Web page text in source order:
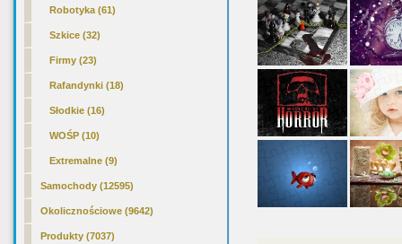
Robotyka (61)
Szkice (32)
Firmy (23)
Rafandynki (18)
Słodkie (16)
WOŚP (10)
Extremalne (9)
Samochody (12595)
Okolicznościowe (9642)
Produkty (7037)